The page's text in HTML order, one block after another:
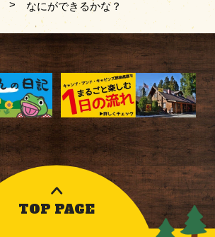
なにができるかな？
TOP PAGE